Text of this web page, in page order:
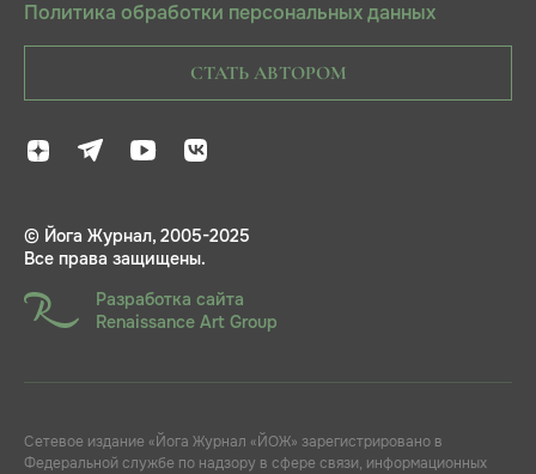
Политика обработки персональных данных
СТАТЬ АВТОРОМ
© Йога Журнал, 2005-2025
Все права защищены.
Разработка сайта
Renaissance Art Group
Сетевое издание «Йога Журнал «ЙОЖ» зарегистрировано в
Федеральной службе по надзору в сфере связи, информационных